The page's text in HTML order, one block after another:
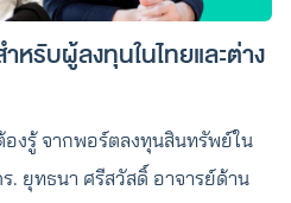
หรับผู้ลงทุนในไทยและต่าง
งรู้ จากพอร์ตลงทุนสินทรัพย์ใน
. ยุทธนา ศรีสวัสดิ์ อาจารย์ด้าน